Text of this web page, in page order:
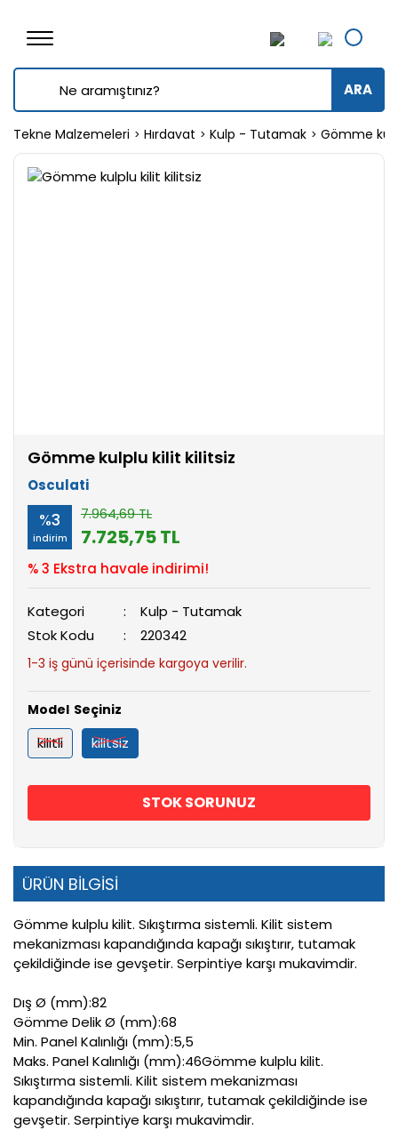
ARA
Tekne Malzemeleri Hırdavat Kulp - Tutamak Gömme
Gömme kulplu kilit kilitsiz
Osculati
%3
indirim
7.964,69 TL
7.725,75 TL
% 3 Ekstra havale indirimi!
Kategori
Kulp - Tutamak
Stok Kodu
220342
1-3 iş günü içerisinde kargoya verilir.
Model
kilitli kilitsiz
STOK SORUNUZ
ÜRÜN BİLGİSİ
Gömme kulplu kilit. Sıkıştırma sistemli. Kilit sistem
mekanizması kapandığında kapağı sıkıştırır, tutamak
çekildiğinde ise gevşetir. Serpintiye karşı mukavimdir.
Dış Ø (mm):82
Gömme Delik Ø (mm):68
Min. Panel Kalınlığı (mm):5,5
Maks. Panel Kalınlığı (mm):46Gömme kulplu kilit.
Sıkıştırma sistemli. Kilit sistem mekanizması
kapandığında kapağı sıkıştırır, tutamak çekildiğinde ise
gevşetir. Serpintiye karşı mukavimdir.